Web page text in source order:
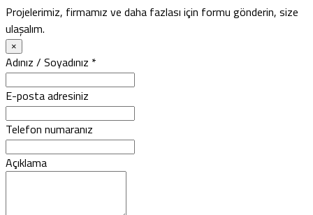
Projelerimiz, firmamız ve daha fazlası için formu gönderin, size
ulaşalım.
×
Adınız / Soyadınız *
E-posta adresiniz
Telefon numaranız
Açıklama